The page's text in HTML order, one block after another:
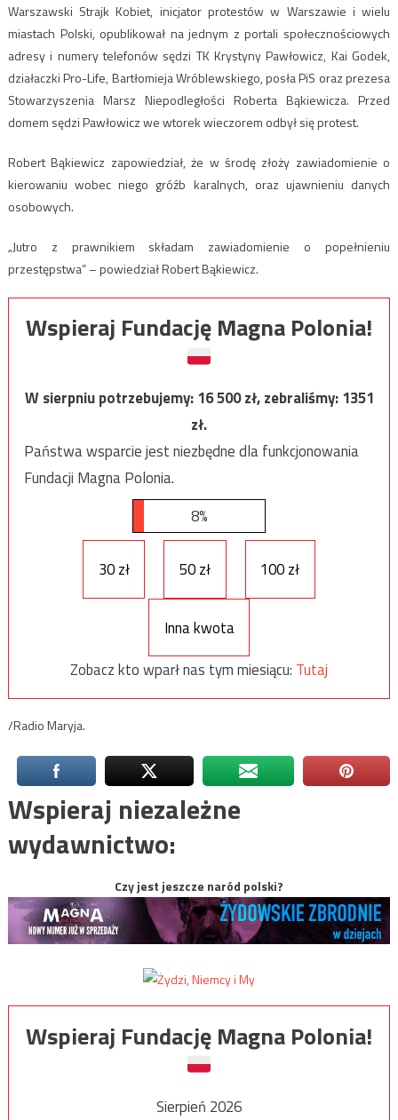
Warszawski Strajk Kobiet, inicjator protestów w Warszawie i wielu
miastach Polski, opublikował na jednym z portali społecznościowych
adresy i numery telefonów sędzi TK Krystyny Pawłowicz, Kai Godek,
działaczki Pro-Life, Bartłomieja Wróblewskiego, posła PiS oraz prezesa
Stowarzyszenia Marsz Niepodległości Roberta Bąkiewicza. Przed
domem sędzi Pawłowicz we wtorek wieczorem odbył się protest.
Robert Bąkiewicz zapowiedział, że w środę złoży zawiadomienie o
kierowaniu wobec niego gróźb karalnych, oraz ujawnieniu danych
osobowych.
„Jutro z prawnikiem składam zawiadomienie o popełnieniu
przestępstwa” – powiedział Robert Bąkiewicz.
Wspieraj Fundację Magna Polonia!
W sierpniu potrzebujemy:16 500zł, zebraliśmy:1351
zł.
Państwa wsparcie jest niezbędne dla funkcjonowania
Fundacji Magna Polonia.
8%
30 zł 50 zł 100 zł
Inna kwota
Zobacz kto wparł nas tym miesiącu: Tutaj
/Radio Maryja.
Wspieraj niezależne
wydawnictwo:
Czy jest jeszcze naród polski?
Wspieraj Fundację Magna Polonia!
Sierpień 2026